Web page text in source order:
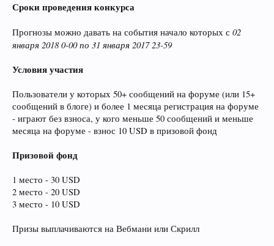
Сроки проведения конкурса
Прогнозы можно давать на события начало которых с 02
января 2018 0-00 по 31 января 2017 23-59
Условия участия
Пользователи у которых 50+ сообщений на форуме (или 15+
сообщений в блоге) и более 1 месяца регистрация на форуме
- играют без взноса, у кого меньше 50 сообщений и меньше
месяца на форуме - взнос 10 USD в призовой фонд
Призовой фонд
1 место - 30 USD
2 место - 20 USD
3 место - 10 USD
Призы выплачиваются на Вебмани или Скрилл